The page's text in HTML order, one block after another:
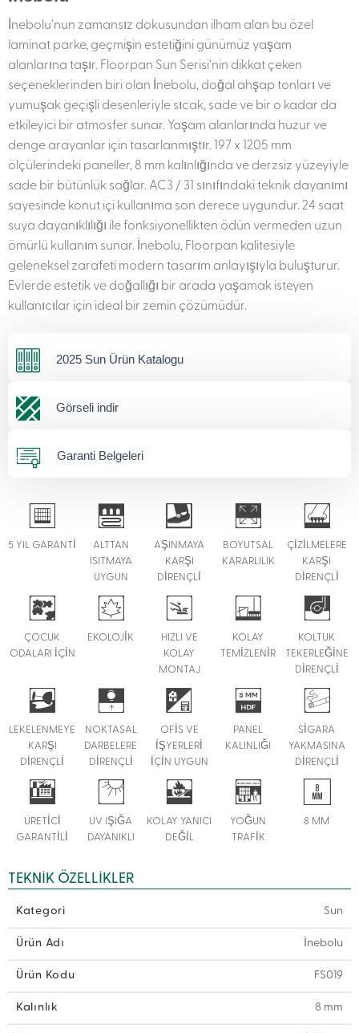
İnebolu’nun zamansız dokusundan ilham alan bu özel
laminat parke, geçmişin estetiğini günümüz yaşam
alanlarına taşır. Floorpan Sun Serisi’nin dikkat çeken
seçeneklerinden biri olan İnebolu, doğal ahşap tonları ve
yumuşak geçişli desenleriyle sıcak, sade ve bir o kadar da
etkileyici bir atmosfer sunar. Yaşam alanlarında huzur ve
denge arayanlar için tasarlanmıştır. 197 x 1205 mm
ölçülerindeki paneller, 8 mm kalınlığında ve derzsiz yüzeyiyle
sade bir bütünlük sağlar. AC3 / 31 sınıfındaki teknik dayanımı
sayesinde konut içi kullanıma son derece uygundur. 24 saat
suya dayanıklılığı ile fonksiyonellikten ödün vermeden uzun
ömürlü kullanım sunar. İnebolu, Floorpan kalitesiyle
geleneksel zarafeti modern tasarım anlayışıyla buluşturur.
Evlerde estetik ve doğallığı bir arada yaşamak isteyen
kullanıcılar için ideal bir zemin çözümüdür.
2025 Sun Ürün Katalogu
Görseli indir
Garanti Belgeleri
5 YIL GARANTİ
ALTTAN
ISITMAYA
UYGUN
AŞINMAYA
KARŞI
DİRENÇLİ
BOYUTSAL
KARARLILIK
ÇİZİLMELERE
KARŞI
DİRENÇLİ
ÇOCUK
ODALARI İÇİN
EKOLOJİK
HIZLI VE
KOLAY
MONTAJ
KOLAY
TEMİZLENİR
KOLTUK
TEKERLEĞİNE
DİRENÇLİ
LEKELENMEYE
KARŞI
DİRENÇLİ
NOKTASAL
DARBELERE
DİRENÇLİ
OFİS VE
İŞYERLERİ
İÇİN UYGUN
PANEL
KALINLIĞI
SİGARA
YAKMASINA
DİRENÇLİ
ÜRETİCİ
GARANTİLİ
UV IŞIĞA
DAYANIKLI
KOLAY YANICI
DEĞİL
YOĞUN
TRAFİK
8 MM
TEKNIK ÖZELLIKLER
Kategori Sun
Ürün Adı İnebolu
Ürün Kodu FS019
Kalınlık 8 mm